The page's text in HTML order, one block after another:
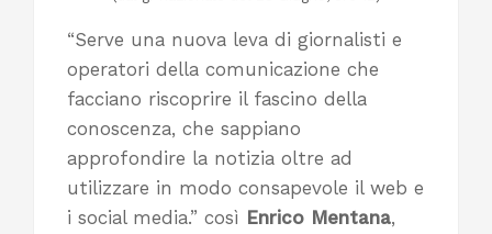
“Serve una nuova leva di giornalisti e
operatori della comunicazione che
facciano riscoprire il fascino della
conoscenza, che sappiano
approfondire la notizia oltre ad
utilizzare in modo consapevole il web e
i social media.” così Enrico Mentana,